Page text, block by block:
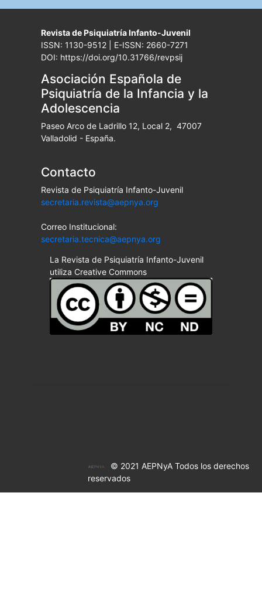
Revista de Psiquiatría Infanto-Juvenil
ISSN: 1130-9512 | E-ISSN: 2660-7271
DOI: https://doi.org/10.31766/revpsij
Asociación Española de
Psiquiatría de la Infancia y la
Adolescencia
Paseo Arco de Ladrillo 12, Local 2, 47007
Valladolid - España.
Contacto
Revista de Psiquiatría Infanto-Juvenil
secretaria.revista@aepnya.org
Correo Institucional:
secretaria.tecnica@aepnya.org
La Revista de Psiquiatría Infanto-Juvenil
utiliza Creative Commons
© 2021 AEPNyA Todos los derechos
reservados